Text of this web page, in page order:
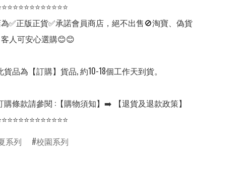
✅正版正貨✅承諾會員商店，絕不出售🚫淘寶、偽貨
人可安心選購😊😊
貨品為【訂購】貨品, 約10-18個工作天到貨。
購條款請參閱 :【購物須知】➡️ 【退貨及退款政策】
系列
校園系列